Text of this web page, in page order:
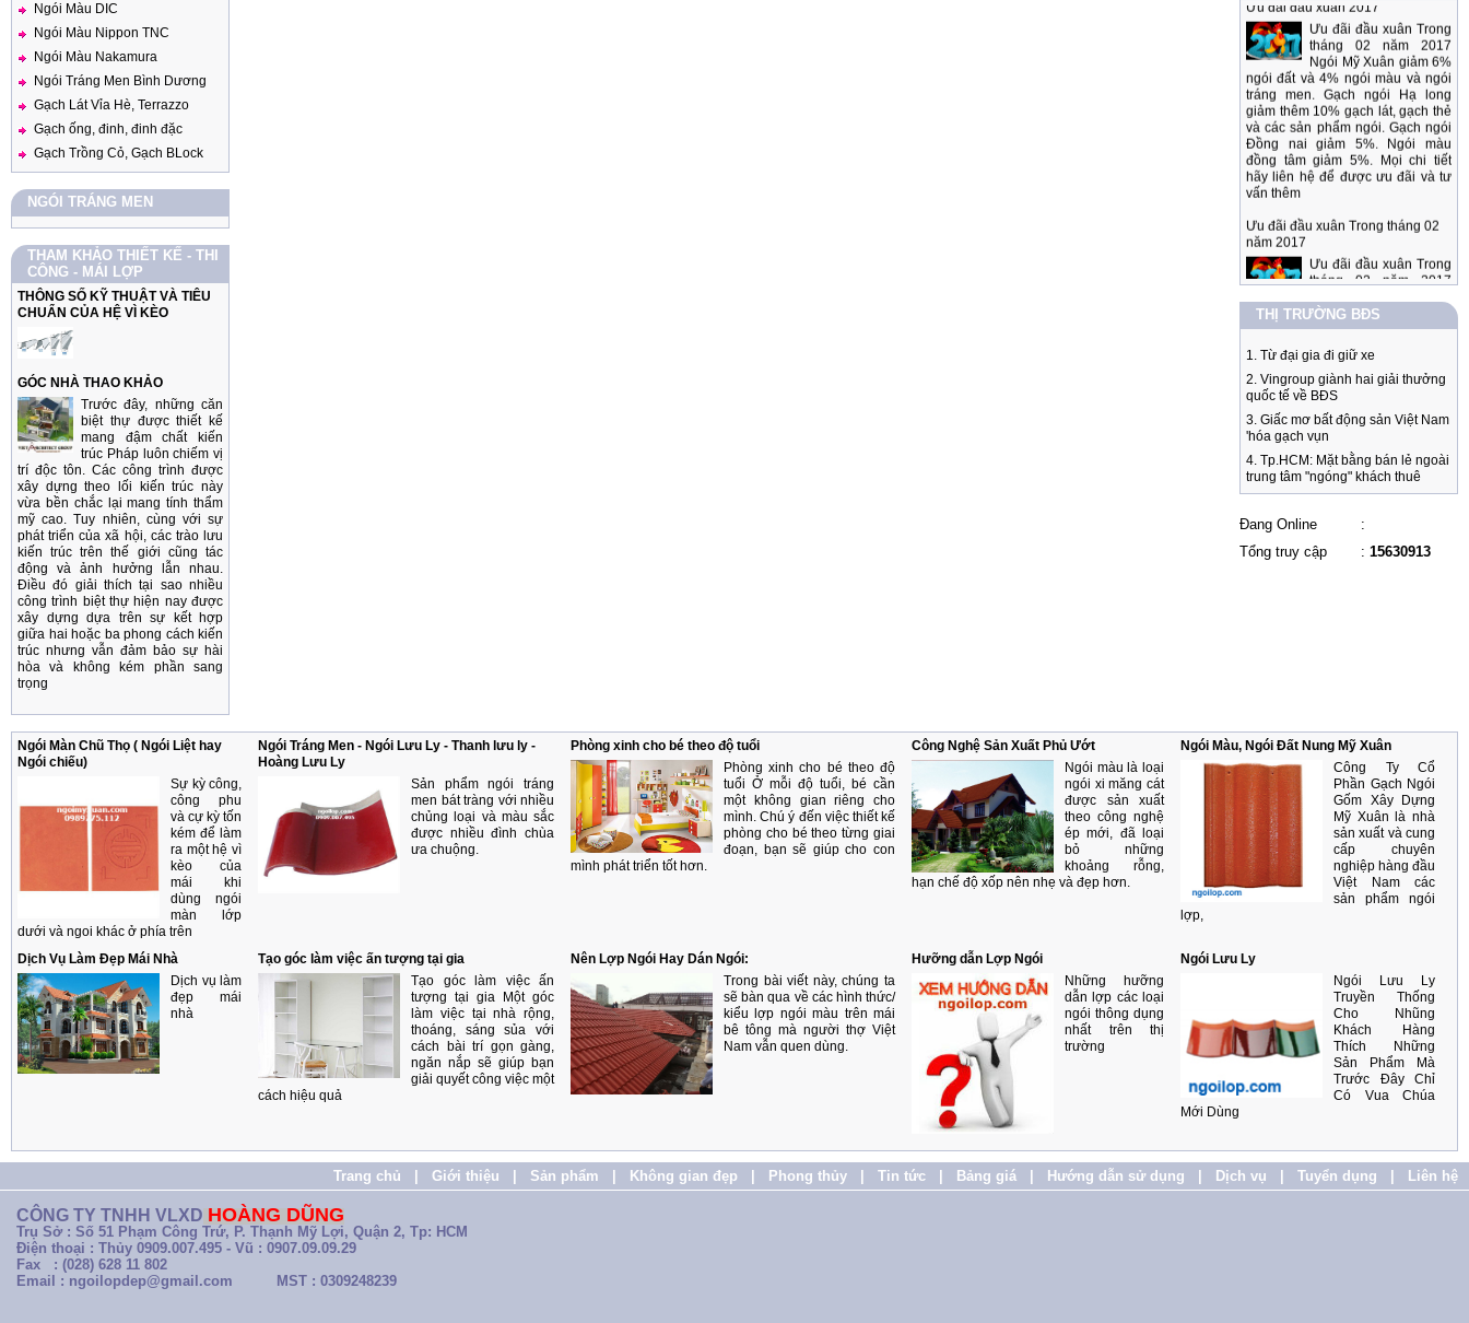
Ngói Màu DIC
Ngói Màu Nippon TNC
Ngói Màu Nakamura
Ngói Tráng Men Bình Dương
Gạch Lát Vỉa Hè, Terrazzo
Gạch ống, đinh, đinh đặc
Gạch Trồng Cỏ, Gạch BLock
NGÓI TRÁNG MEN
THAM KHẢO THIẾT KẾ - THI
CÔNG - MÁI LỢP
THÔNG SỐ KỸ THUẬT VÀ TIÊU
CHUẨN CỦA HỆ VÌ KÈO
GÓC NHÀ THAO KHẢO
Trước đây, những căn
biệt thự được thiết kế
mang đậm chất kiến
trúc Pháp luôn chiếm vị
trí độc tôn. Các công trình được
xây dựng theo lối kiến trúc này
vừa bền chắc lại mang tính thẩm
mỹ cao. Tuy nhiên, cùng với sự
phát triển của xã hội, các trào lưu
kiến trúc trên thế giới cũng tác
động và ảnh hưởng lẫn nhau.
Điều đó giải thích tại sao nhiều
công trình biệt thự hiện nay được
xây dựng dựa trên sự kết hợp
giữa hai hoặc ba phong cách kiến
trúc nhưng vẫn đảm bảo sự hài
hòa và không kém phần sang
trọng
Ưu đãi đầu xuân Trong
tháng 02 năm 2017
Ngói Mỹ Xuân giảm 6%
ngói đất và 4% ngói màu và ngói
tráng men. Gạch ngói Hạ long
giảm thêm 10% gạch lát, gạch thẻ
và các sản phẩm ngói. Gạch ngói
Đồng nai giảm 5%. Ngói màu
đồng tâm giảm 5%. Mọi chi tiết
hãy liên hệ để được ưu đãi và tư
vấn thêm
năm 2017
tháng 02 năm 2017
Ngói Mỹ Xuân giảm 6%
tráng men. Gạch ngói Hạ long
giảm thêm 10% gạch lát, gạch thẻ
Đồng nai giảm 5%. Ngói màu
đồng tâm giảm 5%. Mọi chi tiết
hãy liên hệ để được ưu đãi và tư
Ưu đãi đầu xuân Trong tháng 02
năm 2017
Ưu đãi đầu xuân Trong
tháng 02 năm 2017
ngói đất và 4% ngói màu và ngói
tráng men. Gạch ngói Hạ long
giảm thêm 10% gạch lát, gạch thẻ
THỊ TRƯỜNG BĐS
1. Từ đại gia đi giữ xe
2. Vingroup giành hai giải thưởng
quốc tế về BĐS
3. Giấc mơ bất động sản Việt Nam
'hóa gạch vụn
4. Tp.HCM: Mặt bằng bán lẻ ngoài
trung tâm "ngóng" khách thuê
5. Gắn mác vỡ nợ để bán nhà đất .
6. Những con số bất động sản ấn
tượng trong tuần .
7. Mua biệt thự Flamingo tặng
Đang Online
:
Tổng truy cập
: 15630913
Ngói Màn Chũ Thọ ( Ngói Liệt hay
Ngói chiếu)
Sự kỳ công,
công phu
và cự kỳ tốn
kém để làm
ra một hệ vì
kèo của
mái khi
dùng ngói
màn lớp
dưới và ngoi khác ở phía trên
Ngói Tráng Men - Ngói Lưu Ly - Thanh lưu ly -
Hoàng Lưu Ly
Sản phẩm ngói tráng
men bát tràng với nhiều
chủng loại và màu sắc
được nhiều đình chùa
ưa chuộng.
Phòng xinh cho bé theo độ tuổi
Phòng xinh cho bé theo độ
tuổi Ở mỗi độ tuổi, bé cần
một không gian riêng cho
mình. Chú ý đến việc thiết kế
phòng cho bé theo từng giai
đoạn, bạn sẽ giúp cho con
mình phát triển tốt hơn.
Công Nghệ Sản Xuất Phủ Ướt
Ngói màu là loại
ngói xi măng cát
được sản xuất
theo công nghệ
ép mới, đã loại
bỏ những
khoảng rỗng,
hạn chế độ xốp nên nhẹ và đẹp hơn.
Ngói Màu, Ngói Đất Nung Mỹ Xuân
Công Ty Cổ
Phần Gạch Ngói
Gốm Xây Dựng
Mỹ Xuân là nhà
sản xuất và cung
cấp chuyên
nghiệp hàng đầu
Việt Nam các
sản phẩm ngói
lợp,
Dịch Vụ Làm Đẹp Mái Nhà
Dịch vụ làm
đẹp mái
nhà
Tạo góc làm việc ấn tượng tại gia
Tạo góc làm việc ấn
tượng tại gia Một góc
làm việc tại nhà rộng,
thoáng, sáng sủa với
cách bài trí gọn gàng,
ngăn nắp sẽ giúp bạn
giải quyết công việc một
cách hiệu quả
Nên Lợp Ngói Hay Dán Ngói:
Trong bài viết này, chúng ta
sẽ bàn qua về các hình thức/
kiểu lợp ngói màu trên mái
bê tông mà người thợ Việt
Nam vẫn quen dùng.
Hưỡng dẫn Lợp Ngói
Những hưỡng
dẫn lợp các loại
ngói thông dụng
nhất trên thị
trường
Ngói Lưu Ly
Ngói Lưu Ly
Truyền Thống
Cho Nhũng
Khách Hàng
Thích Những
Sản Phẩm Mà
Trước Đây Chỉ
Có Vua Chúa
Mới Dùng
Trang chủ Giới thiệu Sản phẩm Không gian đẹp Phong thủy Tin tức Bảng giá Hướng dẫn sử dụng Dịch vụ Tuyển dụng Liên hệ
CÔNG TY TNHH VLXD HOÀNG DŨNG
Trụ Sở : Số 51 Phạm Công Trứ, P. Thạnh Mỹ Lợi, Quận 2, Tp: HCM
Điện thoại : Thủy 0909.007.495 - Vũ : 0907.09.09.29
Fax : (028) 628 11 802
Email : ngoilopdep@gmail.com
MST : 0309248239